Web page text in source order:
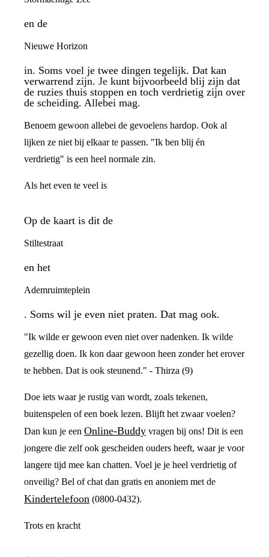
en de
Nieuwe Horizon
in. Soms voel je twee dingen tegelijk. Dat kan
verwarrend zijn. Je kunt bijvoorbeeld blij zijn dat
de ruzies thuis stoppen en toch verdrietig zijn over
de scheiding. Allebei mag.
Benoem gewoon allebei de gevoelens hardop. Ook al
lijken ze niet bij elkaar te passen. "Ik ben blij én
verdrietig" is een heel normale zin.
Als het even te veel is
Op de kaart is dit de
Stiltestraat
en het
Ademruimteplein
. Soms wil je even niet praten. Dat mag ook.
"Ik wilde er gewoon even niet over nadenken. Ik wilde
gezellig doen. Ik kon daar gewoon heen zonder het erover
te hebben. Dat is ook steunend." - Thirza (9)
Doe iets waar je rustig van wordt, zoals tekenen,
buitenspelen of een boek lezen. Blijft het zwaar voelen?
Dan kun je een Online-Buddy vragen bij ons! Dit is een
jongere die zelf ook gescheiden ouders heeft, waar je voor
langere tijd mee kan chatten. Voel je je heel verdrietig of
onveilig? Bel of chat dan gratis en anoniem met de
Kindertelefoon (0800-0432).
Trots en kracht